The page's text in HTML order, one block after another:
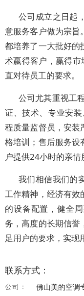
公司成立之日起
意服务客户做为宗旨
都培养了一大批好的
术嬴得客户，赢得市
直对待员工的要求。
公司尤其重视工
证、技术、专业安
程质量监督员，安装
格培训；售后服务设
户提供24小时的亲情
我们相信我们的
工作精神，经济有效
的设备配置，健全
务，高度的长期信誉
足用户的要求，实现
联系方式：
公司： 佛山美的空调